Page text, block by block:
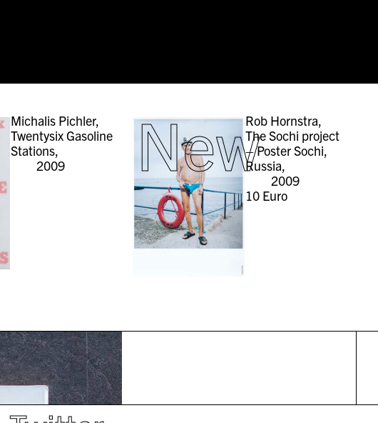
Michalis Pichler,
Twentysix Gasoline
Stations,
2009
NewRob Hornstra,
The Sochi project
– Poster Sochi,
Russia,
2009
10Euro